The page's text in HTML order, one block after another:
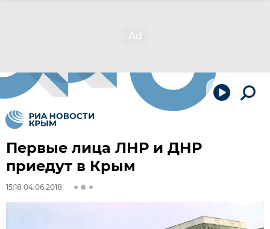
Первые лица ЛНР и ДНР
приедут в Крым
15:18 04.06.2018